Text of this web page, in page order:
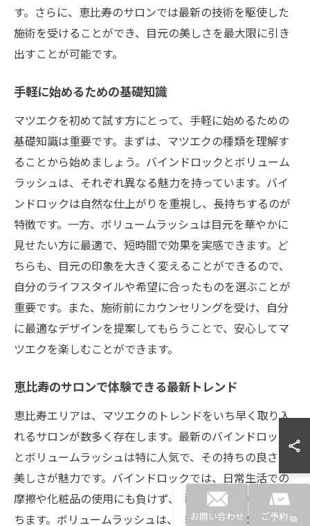
す。さらに、恵比寿のサロンでは最新の技術を駆使した
施術を受けることができ、目元の美しさを最大限に引き
出すことが可能です。
手軽に始めるための基礎知識
マツエクを初めて試す方にとって、手軽に始めるための
基礎知識は重要です。まずは、マツエクの種類を理解す
ることから始めましょう。バインドロックとボリューム
ラッシュは、それぞれ異なる魅力を持っています。バイ
ンドロックは自然な仕上がりを重視し、長持ちするのが
特徴です。一方、ボリュームラッシュは目元を華やかに
見せたい方に最適で、短時間で効果を実感できます。ど
ちらも、目元の印象を大きく変えることができるので、
自分のライフスタイルや希望に合ったものを選ぶことが
重要です。また、施術前にカウンセリングを受け、自分
に最適なデザインを提案してもらうことで、安心してマ
ツエクを楽しむことができます。
恵比寿のサロンで体験できる最新トレンド
恵比寿エリアは、マツエクのトレンドをいち早く取り入
れるサロンが数多く存在します。最新のバインドロック
とボリュームラッシュは特に人気で、その持ちの良さと
美しさが魅力です。バインドロックでは、日常生活での
摩擦や化粧品の使用にも負けず、長期間美しい状態を保
ちます。ボリュームラッシュは、まつ毛の隙間を埋める
お問い合わせ ご予約